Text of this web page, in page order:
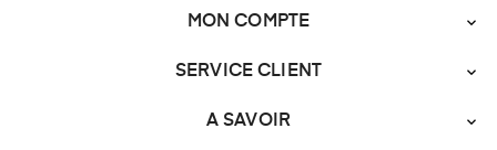
MON COMPTE 
SERVICE CLIENT 
A SAVOIR 